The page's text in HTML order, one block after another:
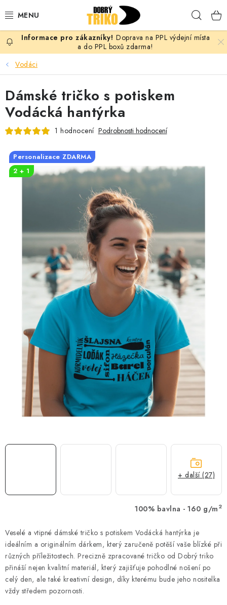
na
PRO ŽENY
PRO MUŽE
PRO DĚTI
PRO PÁRY
VLASTNÍ MOTIV
OKAMŽITĚ K ODBĚRU
MÁM SRDCE POMÁHÁM
VÁNOCE
PROVIZNÍ SYSTÉM
O nás Časté otázky
Obchodní podmínky
Zásady zpracování ochrany osobních údajů
Napište nám
Doprava na PPL výdejní místa
a do PPL boxů zdarma!
Vodáci
100% bavlna - 160 g/m 2
Veselé a vtipné dámské tričko s potiskem Vodácká hantýrka je
ideálním a originálním dárkem, který zaručeně potěší vaše blízké při
různých příležitostech. Precizně zpracované tričko od Dobrý triko
přináší nejen kvalitní materiál, který zajišťuje pohodlné nošení po
celý den, ale také kreativní design, díky kterému bude jeho nositelka
vždy středem pozornosti.
Dámské tričko s potiskem
Vodácká hantýrka
1 hodnocení Podrobnosti hodnocení
Personalizace ZDARMA
2 + 1
+ další (27)